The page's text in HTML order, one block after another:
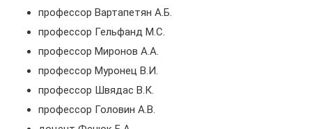
профессор Вартапетян А.Б.
профессор Гельфанд М.С.
профессор Миронов А.А.
профессор Муронец В.И.
профессор Швядас В.К.
профессор Головин А.В.